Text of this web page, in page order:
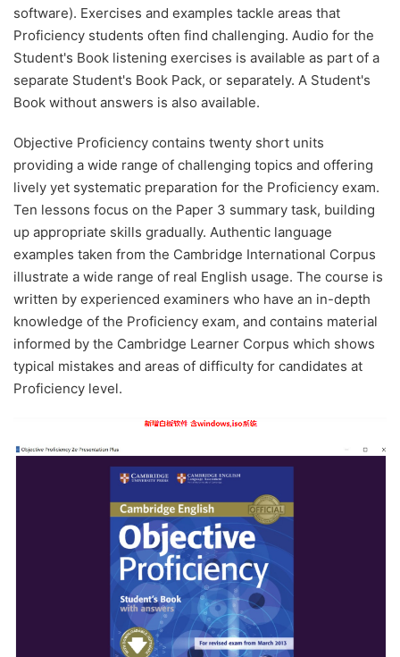
software). Exercises and examples tackle areas that
Proficiency students often find challenging. Audio for the
Student's Book listening exercises is available as part of a
separate Student's Book Pack, or separately. A Student's
Book without answers is also available.
Objective Proficiency contains twenty short units
providing a wide range of challenging topics and offering
lively yet systematic preparation for the Proficiency exam.
Ten lessons focus on the Paper 3 summary task, building
up appropriate skills gradually. Authentic language
examples taken from the Cambridge International Corpus
illustrate a wide range of real English usage. The course is
written by experienced examiners who have an in-depth
knowledge of the Proficiency exam, and contains material
informed by the Cambridge Learner Corpus which shows
typical mistakes and areas of difficulty for candidates at
Proficiency level.